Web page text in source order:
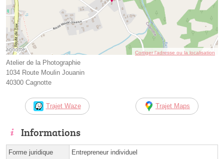
Corriger l’adresse ou la localisation
Atelier de la Photographie
1034 Route Moulin Jouanin
40300 Cagnotte
Trajet Waze Trajet Maps
Informations
Forme juridique Entrepreneur individuel